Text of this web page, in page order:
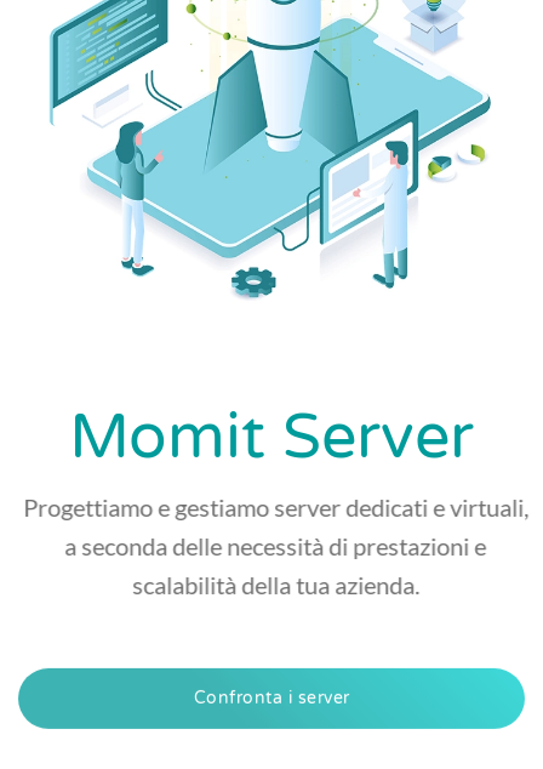
Momit Server
Progettiamo e gestiamo server dedicati e virtuali,
a seconda delle necessità di prestazioni e
scalabilità della tua azienda.